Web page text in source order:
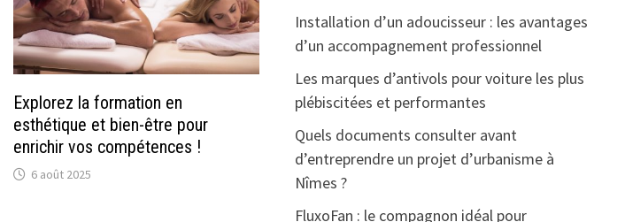
Explorez la formation en
esthétique et bien-être pour
enrichir vos compétences !
6 août 2025
Installation d’un adoucisseur : les avantages
d’un accompagnement professionnel
Les marques d’antivols pour voiture les plus
plébiscitées et performantes
Quels documents consulter avant
d’entreprendre un projet d’urbanisme à
Nîmes ?
FluxoFan : le compagnon idéal pour